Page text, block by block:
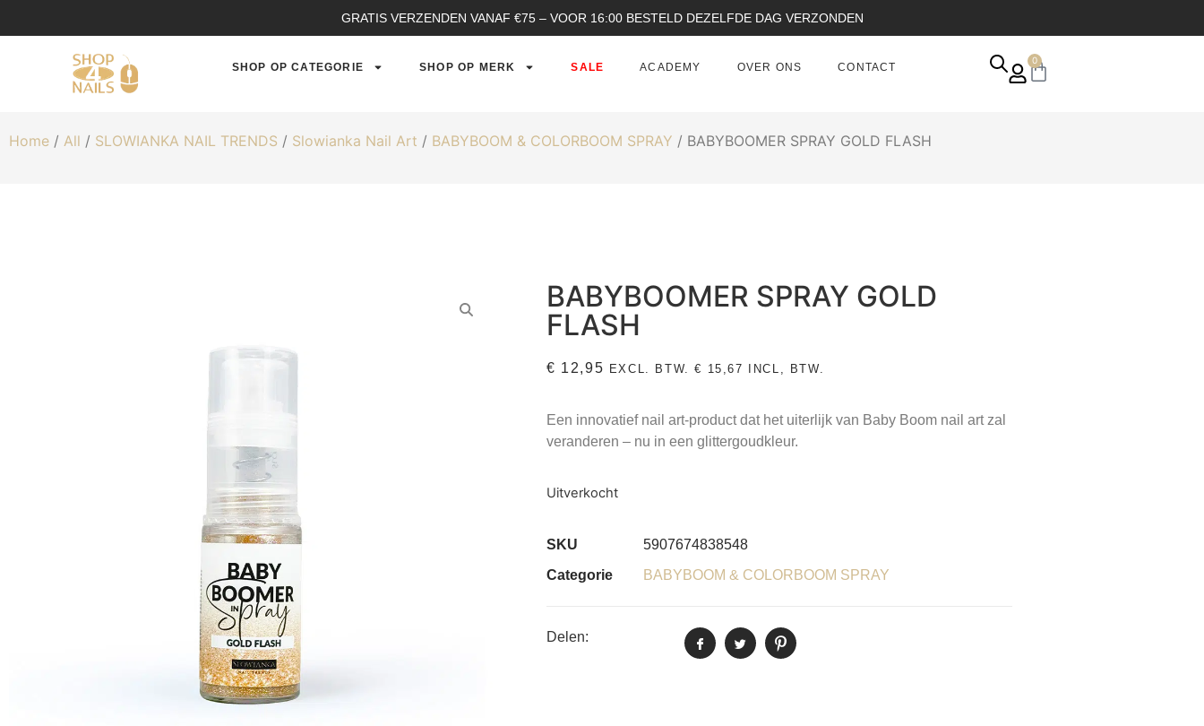
GRATIS VERZENDEN VANAF €75 – VOOR 16:00 BESTELD DEZELFDE DAG VERZONDEN
SHOP OP CATEGORIE SHOP OP MERK SALE ACADEMY OVER ONS CONTACT
0
Home / All / SLOWIANKA NAIL TRENDS / Slowianka Nail Art / BABYBOOM & COLORBOOM SPRAY / BABYBOOMER SPRAY GOLD FLASH
BABYBOOMER SPRAY GOLD
FLASH
€ 12,95 EXCL. BTW.€ 15,67 INCL, BTW.
Een innovatief nail art-product dat het uiterlijk van Baby Boom nail art zal
veranderen – nu in een glittergoudkleur.
Uitverkocht
SKU
5907674838548
Categorie
BABYBOOM & COLORBOOM SPRAY
Delen: